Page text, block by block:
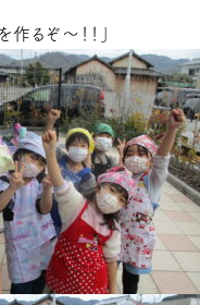
るぞ～！！」